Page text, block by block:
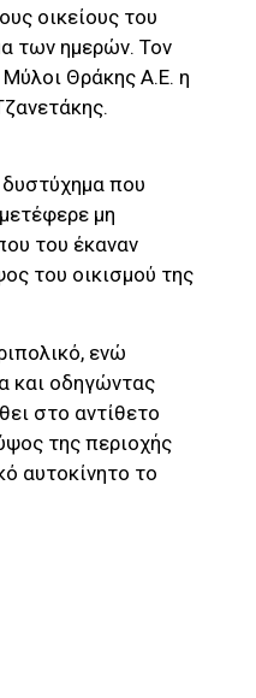
οικείους του
των ημερών. Τον
Θράκης Α.Ε. η
που
μη
του έκαναν
του οικισμού της
ενώ
και οδηγώντας
στο αντίθετο
της περιοχής
αυτοκίνητο το